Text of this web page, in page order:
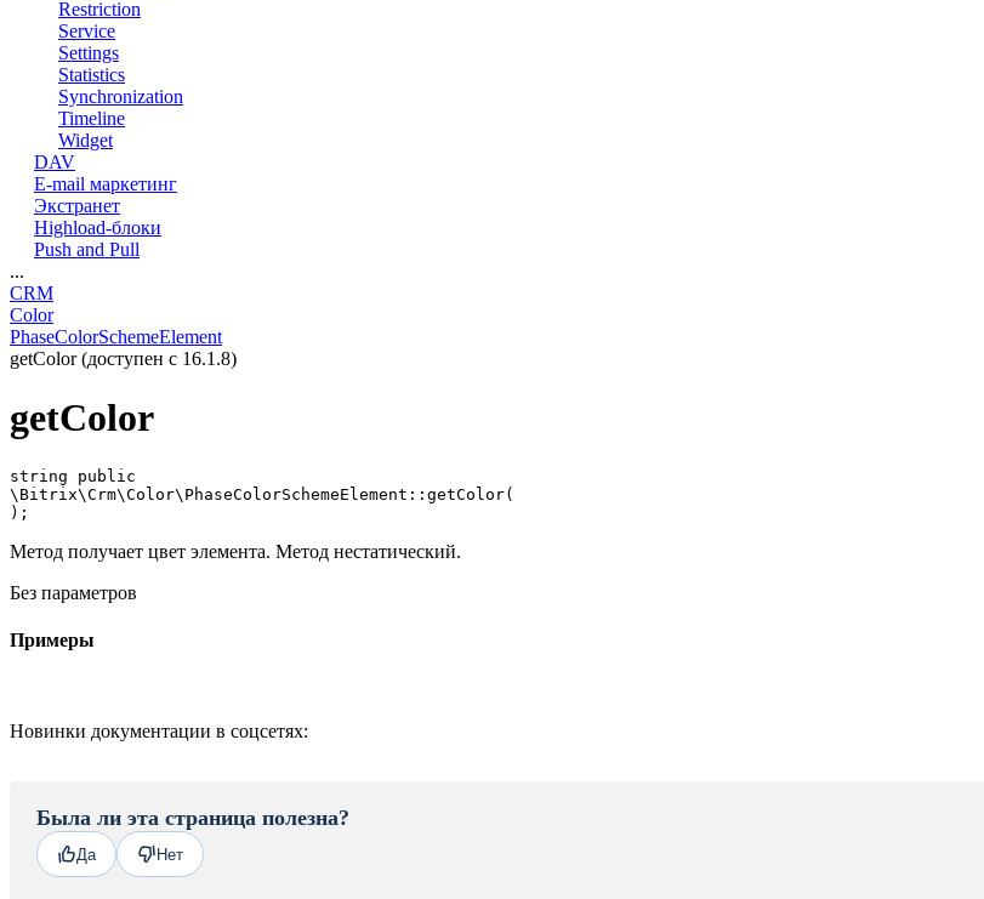
Restriction
Service
Settings
Statistics
Synchronization
Timeline
Widget
DAV
E-mail маркетинг
Экстранет
Highload-блоки
Push and Pull
...
CRM
Color
PhaseColorSchemeElement
getColor (доступен с 16.1.8)
getColor
string public
\Bitrix\Crm\Color\PhaseColorSchemeElement::getColor(
Метод получает цвет элемента. Метод нестатический.
Без параметров
Примеры
Новинки документации в соцсетях:
Была ли эта страница полезна?
Да Нет